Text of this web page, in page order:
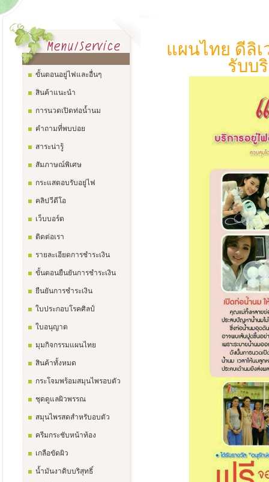
ขั้นตอนอยู่ไฟและอื่นๆ
สินค้าแนะนำ
การนวดเปิดท่อน้ำนม
คำถามที่พบบ่อย
สาระน่ารู้
สัมภาษณ์พิเศษ
กระแสตอบรับอยู่ไฟ
คลิปวีดีโอ
เว็บบอร์ด
ติดต่อเรา
รายละเอียดการชำระเงิน
ขั้นตอนยืนยันการชำระเงิน
ยืนยันการชำระเงิน
ใบประกอบโรคศิลป์
ใบอนุญาต
มุมกิจกรรมแผนไทย
สินค้าทั้งหมด
กระโจมพร้อมสมุนไพรอบตัว
ชุดดูแลผิวพรรณ
สมุนไพรสดสำหรับอบตัว
ครีมกระชับหน้าท้อง
เกลือขัดผิว
น้ำมันงาดิบบริสุทธิ์
แผนไทย ดีลิ
รับบ